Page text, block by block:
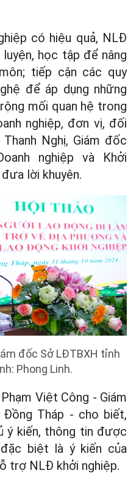
có hiệu quả, NLĐ
học tập để nâng
tiếp cận các quy
để áp dụng những
mối quan hệ trong
nghiệp, đơn vị, đối
Nghị, Giám đốc
nghiệp và Khởi
lời khuyên.
đốc Sở LĐTBXH tỉnh
Phong Linh.
Việt Công - Giám
Tháp - cho biết,
ý kiến, thông tin được
biệt là ý kiến của
trợ NLĐ khởi nghiệp.